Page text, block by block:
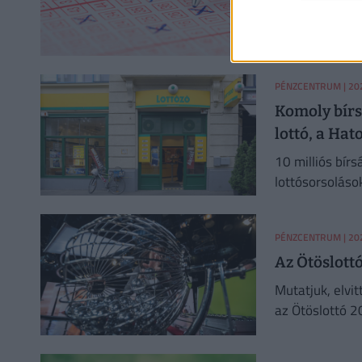
Bár valóban
ennek nincs
PÉNZCENTRUM |
Komoly
lottó, a
10 milliós
PÉNZCENTRUM |
Az
Mutatjuk,
az Ötöslottó